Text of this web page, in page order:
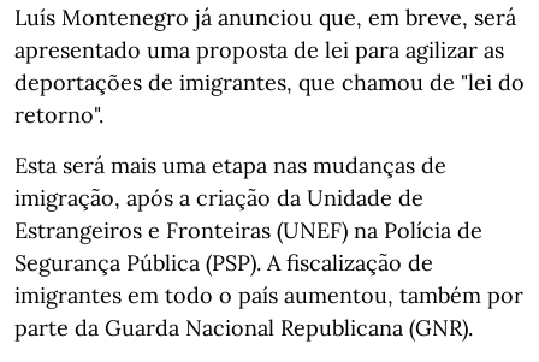
Luís Montenegro já anunciou que, em breve, será
apresentado uma proposta de lei para agilizar as
deportações de imigrantes, que chamou de "lei do
retorno".
Esta será mais uma etapa nas mudanças de
imigração, após a criação da Unidade de
Estrangeiros e Fronteiras (UNEF) na Polícia de
Segurança Pública (PSP). A fiscalização de
imigrantes em todo o país aumentou, também por
parte da Guarda Nacional Republicana (GNR).